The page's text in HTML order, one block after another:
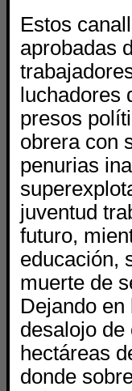
Estos
aprobadas
luchadores
presos
obrera con
penurias
juventud
futuro,
educación,
muerte de
Dejando
desalojo
hectáreas
donde